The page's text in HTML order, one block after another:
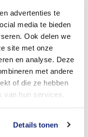
advertenties te
media te bieden
Ook delen we
site met onze
en analyse. Deze
met andere
of die ze hebben
van hun services.
Details tonen
en plaats van
Meride, ook als
met bepaalde
van uitvaartzorg,
afgesloten. Als
kan de polissen